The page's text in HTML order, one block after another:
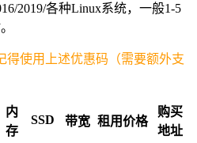
2019/各种Linux系统，一般1-5
得使用上述优惠码（需要额外支
内
存
SSD 带宽 租用价格
购买
地址